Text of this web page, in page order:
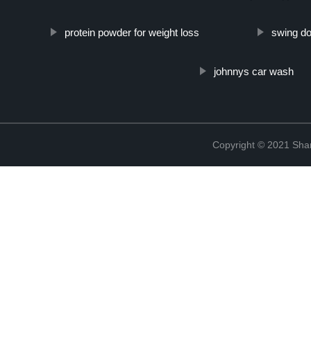
protein powder for weight loss swing
johnnys car wash
Copyright © 2021